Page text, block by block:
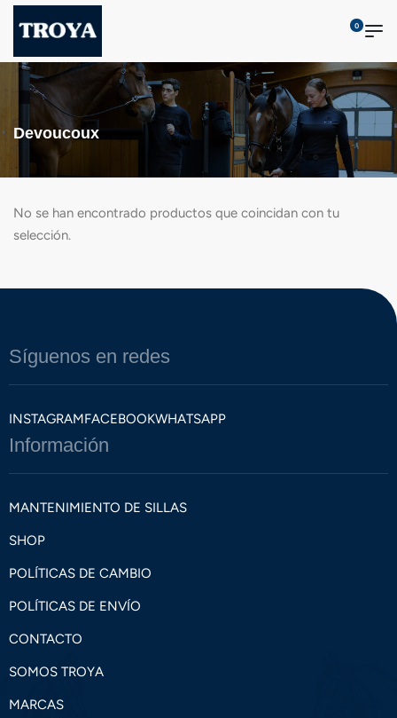
0
Devoucoux
No se han encontrado productos que coincidan con tu
selección.
Síguenos en redes
INSTAGRAMFACEBOOKWHATSAPP
Información
MANTENIMIENTO DE SILLAS
SHOP
POLÍTICAS DE CAMBIO
POLÍTICAS DE ENVÍO
CONTACTO
SOMOS TROYA
MARCAS